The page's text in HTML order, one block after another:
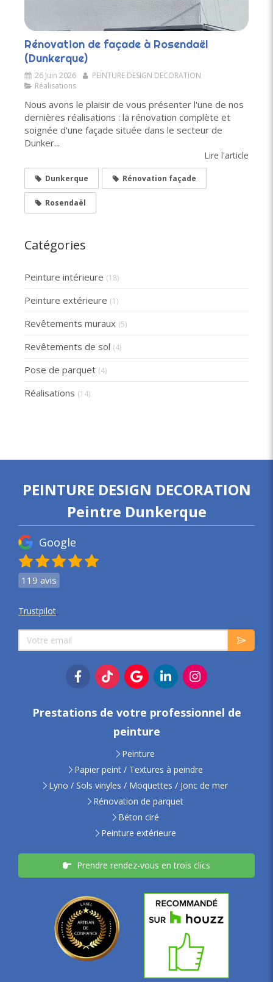
Rénovation de façade à Rosendaël
(Dunkerque)
26 Juin 2026
PEINTURE DESIGN DECORATION
Réalisations
Nous avons le plaisir de vous présenter l'une de nos
dernières réalisations : la rénovation complète et
soignée d'une façade située dans le secteur de
Dunker...
Lire l'article
Dunkerque Rénovation façade
Rosendaël
Catégories
Peinture intérieure (18)
Peinture extérieure (1)
Revêtements muraux (5)
Revêtements de sol (4)
Pose de parquet (4)
Réalisations (14)
PEINTURE DESIGN DECORATION
Peintre Dunkerque
Google
119 avis
Trustpilot
Votre email
Prestations de votre professionnel de
peinture
Peinture
Papier peint / Textures à peindre
Lyno / Sols vinyles / Moquettes / Jonc de mer
Rénovation de parquet
Béton ciré
Peinture extérieure
Prendre rendez-vous en trois clics